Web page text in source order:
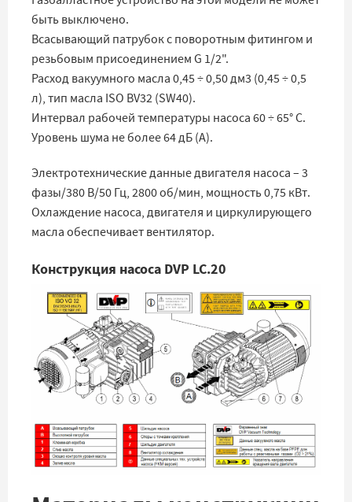
быть выключено.
Всасывающий патрубок с поворотным фитингом и
резьбовым присоединением G 1/2".
Расход вакуумного масла 0,45 ÷ 0,50 дм3 (0,45 ÷ 0,5
л), тип масла ISO BV32 (SW40).
Интервал рабочей температуры насоса 60 ÷ 65° C.
Уровень шума не более 64 дБ (А).
Электротехнические данные двигателя насоса – 3
фазы/380 В/50 Гц, 2800 об/мин, мощность 0,75 кВт.
Охлаждение насоса, двигателя и циркулирующего
масла обеспечивает вентилятор.
Конструкция насоса DVP LC.20